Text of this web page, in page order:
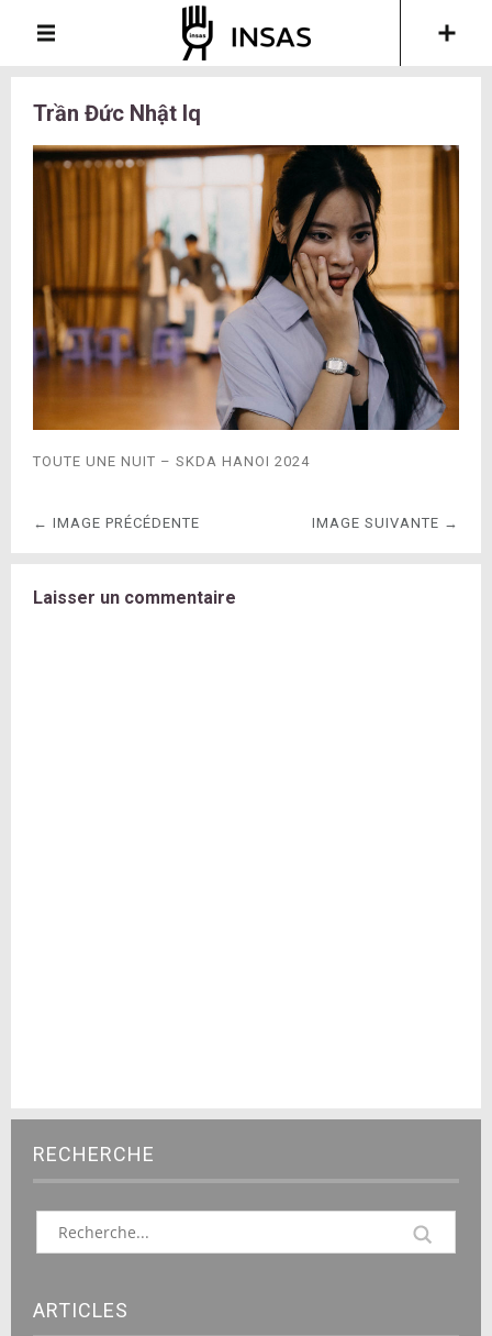
Trần Đức Nhật lq
TOUTE UNE NUIT – SKDA HANOI 2024
← IMAGE PRÉCÉDENTE IMAGE SUIVANTE →
Laisser un commentaire
RECHERCHE
ARTICLES